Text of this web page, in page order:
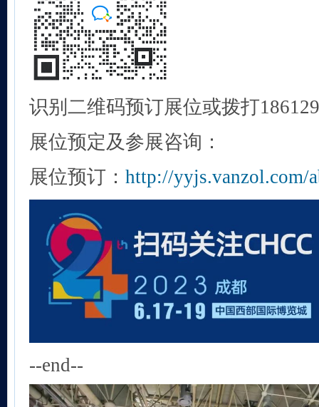
识别二维码预订展位或拨打
展位预定及参展咨询：
展位预订： http://yyjs.vanzol.com/
--end--